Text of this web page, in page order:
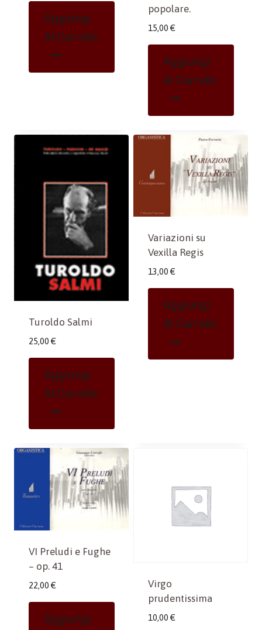
Aggiungi
Al Carrello
popolare.
15,00 €
Aggiungi
Al Carrello
Turoldo Salmi
25,00 €
Aggiungi
Al Carrello
Variazioni su
Vexilla Regis
13,00 €
Aggiungi
Al Carrello
VI Preludi e Fughe
– op. 41
22,00 €
Aggiungi
Virgo
prudentissima
10,00 €